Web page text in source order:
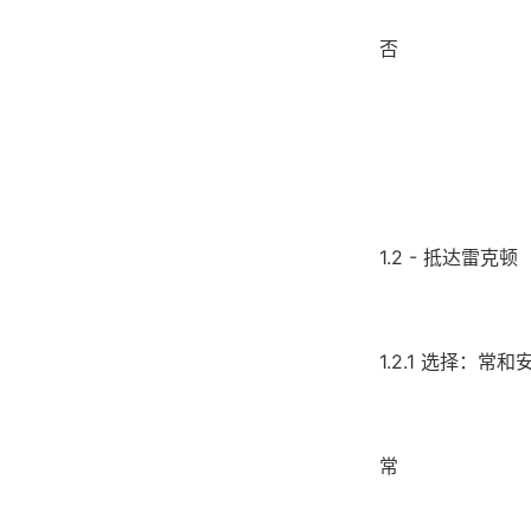
否
1.2 - 抵达雷克顿
1.2.1 选择：常和
常